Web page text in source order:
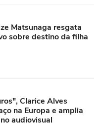
Matsunaga resgata
sobre destino da filha
Clarice Alves
na Europa e amplia
audiovisual